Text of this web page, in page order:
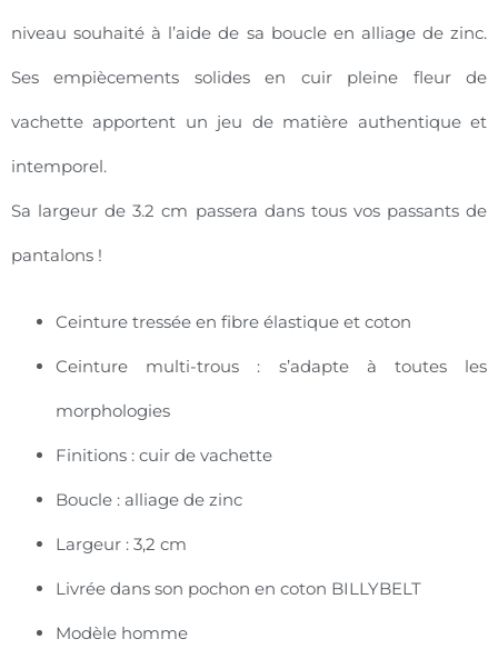
niveau souhaité à l’aide de sa boucle en alliage de zinc.
Ses empiècements solides en cuir pleine fleur de
vachette apportent un jeu de matière authentique et
intemporel.
Sa largeur de 3.2 cm passera dans tous vos passants de
pantalons !
Ceinture tressée en fibre élastique et coton
Ceinture multi-trous : s’adapte à toutes les
morphologies
Finitions : cuir de vachette
Boucle : alliage de zinc
Largeur : 3,2 cm
Livrée dans son pochon en coton BILLYBELT
Modèle homme